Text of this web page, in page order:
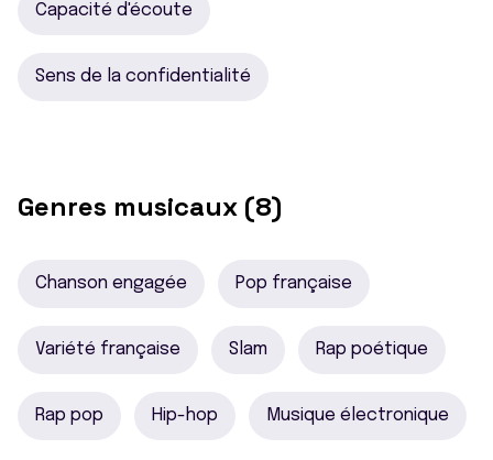
Capacité d'écoute
Sens de la confidentialité
Genres musicaux (8)
Chanson engagée Pop française
Variété française Slam Rap poétique
Rap pop Hip-hop Musique électronique